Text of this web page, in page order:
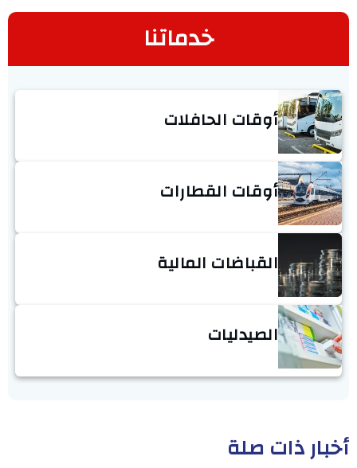
خدماتنا
أوقات الحافلات
أوقات القطارات
القباضات المالية
الصيدليات
أخبار ذات صلة